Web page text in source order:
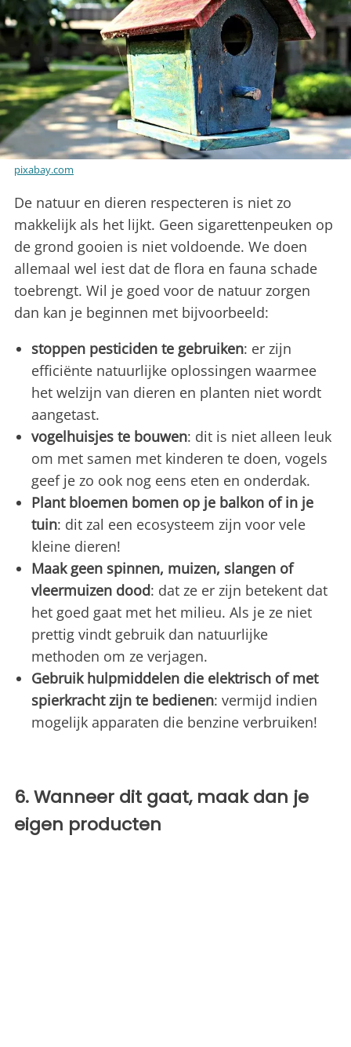
pixabay.com
De natuur en dieren respecteren is niet zo
makkelijk als het lijkt. Geen sigarettenpeuken op
de grond gooien is niet voldoende. We doen
allemaal wel iest dat de flora en fauna schade
toebrengt. Wil je goed voor de natuur zorgen
dan kan je beginnen met bijvoorbeeld:
stoppen pesticiden te gebruiken: er zijn
efficiënte natuurlijke oplossingen waarmee
het welzijn van dieren en planten niet wordt
aangetast.
vogelhuisjes te bouwen: dit is niet alleen leuk
om met samen met kinderen te doen, vogels
geef je zo ook nog eens eten en onderdak.
Plant bloemen bomen op je balkon of in je
tuin: dit zal een ecosysteem zijn voor vele
kleine dieren!
Maak geen spinnen, muizen, slangen of
vleermuizen dood: dat ze er zijn betekent dat
het goed gaat met het milieu. Als je ze niet
prettig vindt gebruik dan natuurlijke
methoden om ze verjagen.
Gebruik hulpmiddelen die elektrisch of met
spierkracht zijn te bedienen: vermijd indien
mogelijk apparaten die benzine verbruiken!
6. Wanneer dit gaat, maak dan je
eigen producten